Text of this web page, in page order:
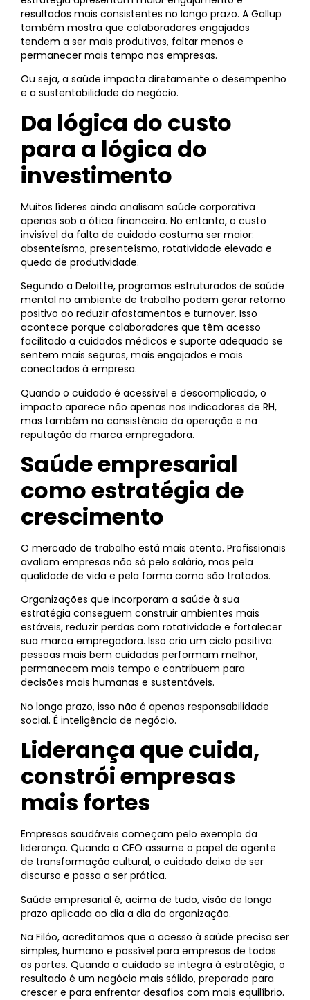
resultados mais consistentes no longo prazo. A Gallup
também mostra que colaboradores engajados
tendem a ser mais produtivos, faltar menos e
permanecer mais tempo nas empresas.
Ou seja, a saúde impacta diretamente o desempenho
e a sustentabilidade do negócio.
Da lógica do custo
para a lógica do
investimento
Muitos líderes ainda analisam saúde corporativa
apenas sob a ótica financeira. No entanto, o custo
invisível da falta de cuidado costuma ser maior:
absenteísmo, presenteísmo, rotatividade elevada e
queda de produtividade.
Segundo a Deloitte, programas estruturados de saúde
mental no ambiente de trabalho podem gerar retorno
positivo ao reduzir afastamentos e turnover. Isso
acontece porque colaboradores que têm acesso
facilitado a cuidados médicos e suporte adequado se
sentem mais seguros, mais engajados e mais
conectados à empresa.
Quando o cuidado é acessível e descomplicado, o
impacto aparece não apenas nos indicadores de RH,
mas também na consistência da operação e na
reputação da marca empregadora.
Saúde empresarial
como estratégia de
crescimento
O mercado de trabalho está mais atento. Profissionais
avaliam empresas não só pelo salário, mas pela
qualidade de vida e pela forma como são tratados.
Organizações que incorporam a saúde à sua
estratégia conseguem construir ambientes mais
estáveis, reduzir perdas com rotatividade e fortalecer
sua marca empregadora. Isso cria um ciclo positivo:
pessoas mais bem cuidadas performam melhor,
permanecem mais tempo e contribuem para
decisões mais humanas e sustentáveis.
No longo prazo, isso não é apenas responsabilidade
social. É inteligência de negócio.
Liderança que cuida,
constrói empresas
mais fortes
Empresas saudáveis começam pelo exemplo da
liderança. Quando o CEO assume o papel de agente
de transformação cultural, o cuidado deixa de ser
discurso e passa a ser prática.
Saúde empresarial é, acima de tudo, visão de longo
prazo aplicada ao dia a dia da organização.
Na Filóo, acreditamos que o acesso à saúde precisa ser
simples, humano e possível para empresas de todos
os portes. Quando o cuidado se integra à estratégia, o
resultado é um negócio mais sólido, preparado para
crescer e para enfrentar desafios com mais equilíbrio.